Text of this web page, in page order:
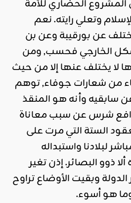
المشروع الحضاري للأمة
وتعلي رايته. نعم
عن بورقيبة وعن بن
الخارجي فحسب, ومن
لا يختلف عنها إلا من حيث
من شعارات جوفاء, توهم
سابقيه وأنه هو المنقذ
شرس عن سبب معاناة
الستة التي مرت على
لبلادنا واستبداله
ألا ذوو البصائر. إذن تغير
وبقيت الأوضاع تراوح
هو أسوء.